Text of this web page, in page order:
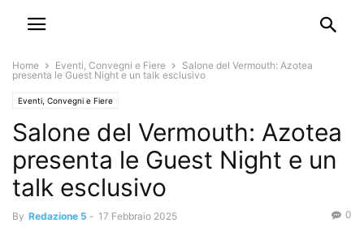
Home Eventi, Convegni e Fiere
Salone del Vermouth: Azotea
presenta le Guest Night e un talk esclusivo
Eventi, Convegni e Fiere
Salone del Vermouth: Azotea
presenta le Guest Night e un
talk esclusivo
By Redazione 5 - 17 Febbraio 2025 0